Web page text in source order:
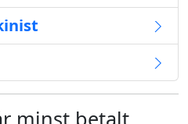
minst betalt